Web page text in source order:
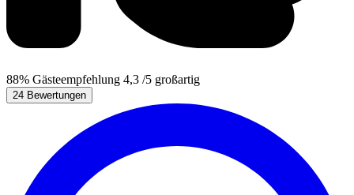
88% Gästeempfehlung 4,3 /5 großartig
24 Bewertungen